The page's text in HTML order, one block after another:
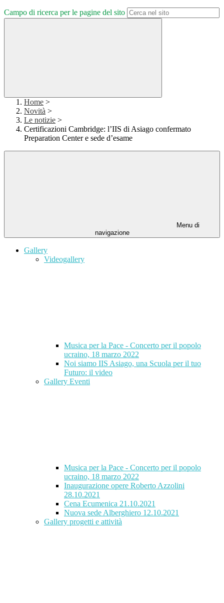
Campo di ricerca per le pagine del sito
Home >
Novità >
Le notizie >
Certificazioni Cambridge: l’IIS di Asiago confermato
Preparation Center e sede d’esame
Menu di
navigazione
Gallery
Videogallery
Musica per la Pace - Concerto per il popolo
ucraino, 18 marzo 2022
Noi siamo IIS Asiago, una Scuola per il tuo
Futuro: il video
Gallery Eventi
Musica per la Pace - Concerto per il popolo
ucraino, 18 marzo 2022
Inaugurazione opere Roberto Azzolini
28.10.2021
Cena Ecumenica 21.10.2021
Nuova sede Alberghiero 12.10.2021
Gallery progetti e attività